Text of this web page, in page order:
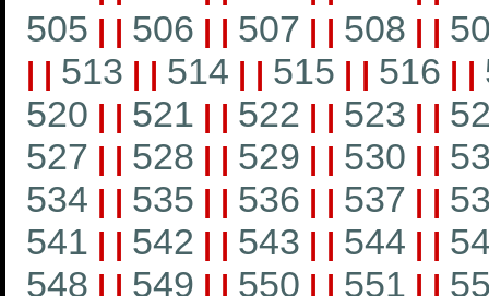
505 | | 506 | | 507 | | 508 | |
| | 513 | | 514 | | 515 | | 516 | |
520 | | 521 | | 522 | | 523 | |
527 | | 528 | | 529 | | 530 | |
534 | | 535 | | 536 | | 537 | |
541 | | 542 | | 543 | | 544 | |
548 | | 549 | | 550 | | 551 | |